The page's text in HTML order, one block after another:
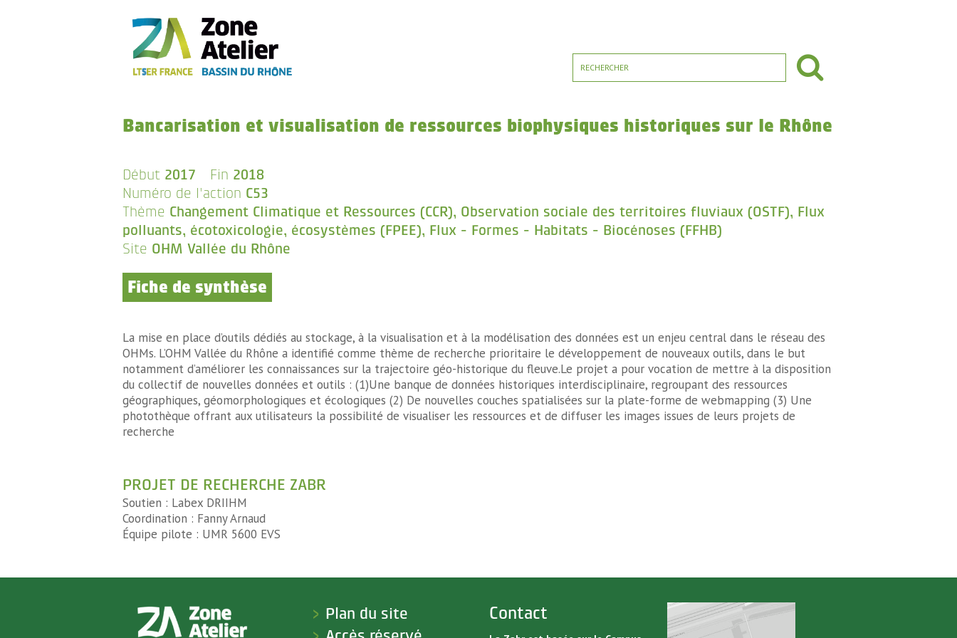
Bancarisation et visualisation de ressources biophysiques historiques sur le Rhône
Début 2017 Fin 2018
Numéro de l'action C53
Thème Changement Climatique et Ressources (CCR), Observation sociale des territoires fluviaux (OSTF), Flux
polluants, écotoxicologie, écosystèmes (FPEE), Flux - Formes - Habitats - Biocénoses (FFHB)
Site OHM Vallée du Rhône
Fiche de synthèse
La mise en place d’outils dédiés au stockage, à la visualisation et à la modélisation des données est un enjeu central dans le réseau des
OHMs. L’OHM Vallée du Rhône a identifié comme thème de recherche prioritaire le développement de nouveaux outils, dans le but
notamment d’améliorer les connaissances sur la trajectoire géo-historique du fleuve.Le projet a pour vocation de mettre à la disposition
du collectif de nouvelles données et outils : (1)Une banque de données historiques interdisciplinaire, regroupant des ressources
géographiques, géomorphologiques et écologiques (2) De nouvelles couches spatialisées sur la plate-forme de webmapping (3) Une
photothèque offrant aux utilisateurs la possibilité de visualiser les ressources et de diffuser les images issues de leurs projets de
recherche
PROJET DE RECHERCHE ZABR
Soutien : Labex DRIIHM
Coordination : Fanny Arnaud
Équipe pilote : UMR 5600 EVS
> Plan du site Contact